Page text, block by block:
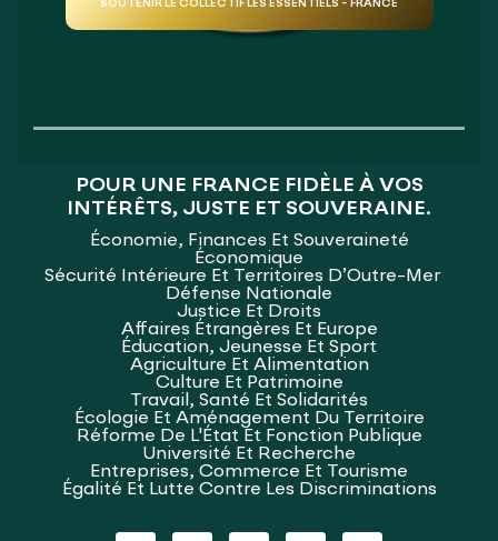
SOUTENIR LE COLLECTIF LES ESSENTIELS - FRANCE
POUR UNE FRANCE FIDÈLE À VOS
INTÉRÊTS, JUSTE ET SOUVERAINE.
Économie, Finances Et Souveraineté
Économique
Sécurité Intérieure Et Territoires D’Outre-Mer
Défense Nationale
Justice Et Droits
Affaires Étrangères Et Europe
Éducation, Jeunesse Et Sport
Agriculture Et Alimentation
Culture Et Patrimoine
Travail, Santé Et Solidarités
Écologie Et Aménagement Du Territoire
Réforme De L'État Et Fonction Publique
Université Et Recherche
Entreprises, Commerce Et Tourisme
Égalité Et Lutte Contre Les Discriminations